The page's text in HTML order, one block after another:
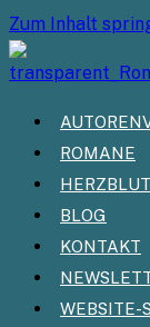
Zum Inhalt
ROMANE
BLOG
KONTAKT
WEBSITE-